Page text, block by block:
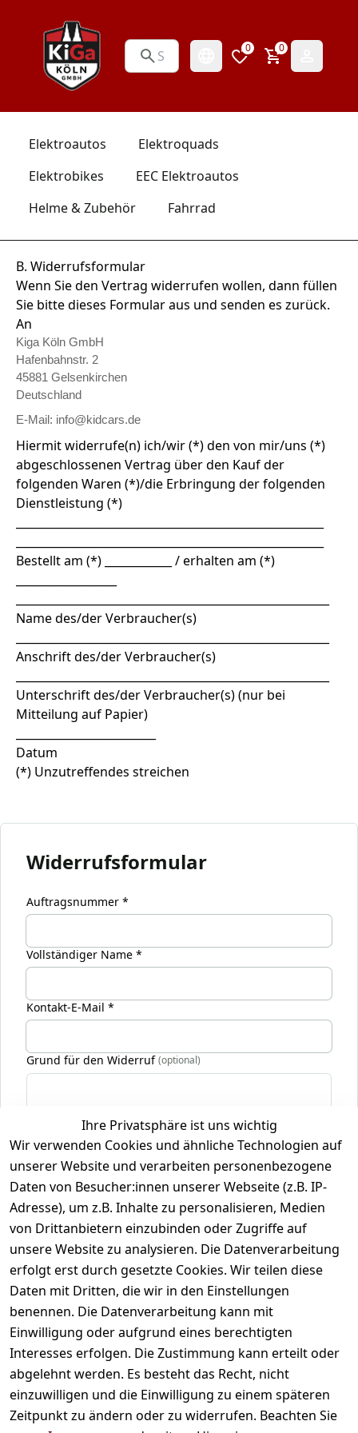
0 0
Elektroautos
Elektroquads
Elektrobikes
EEC Elektroautos
Helme & Zubehör
Fahrrad
B. Widerrufsformular
Wenn Sie den Vertrag widerrufen wollen, dann füllen
Sie bitte dieses Formular aus und senden es zurück.
An
Kiga Köln GmbH
Hafenbahnstr. 2
45881 Gelsenkirchen
Deutschland
E-Mail: info@kidcars.de
Hiermit widerrufe(n) ich/wir (*) den von mir/uns (*)
abgeschlossenen Vertrag über den Kauf der
folgenden Waren (*)/die Erbringung der folgenden
Dienstleistung (*)
Bestellt am (*) ____________ / erhalten am (*)
Name des/der Verbraucher(s)
Anschrift des/der Verbraucher(s)
Unterschrift des/der Verbraucher(s) (nur bei
Mitteilung auf Papier)
Datum
(*) Unzutreffendes streichen
Widerrufsformular
Auftragsnummer *
Vollständiger Name *
Kontakt-E-Mail *
Grund für den Widerruf (optional)
* markierte Felder sind Pflichtfelder
Widerruf bestätigen
Ihre Privatsphäre ist uns wichtig
Wir verwenden Cookies und ähnliche Technologien auf
unserer Website und verarbeiten personenbezogene
Daten von Besucher:innen unserer Webseite (z.B. IP-
Adresse), um z.B. Inhalte zu personalisieren, Medien
von Drittanbietern einzubinden oder Zugriffe auf
unsere Website zu analysieren. Die Datenverarbeitung
erfolgt erst durch gesetzte Cookies. Wir teilen diese
Daten mit Dritten, die wir in den Einstellungen
benennen. Die Datenverarbeitung kann mit
Einwilligung oder aufgrund eines berechtigten
Interesses erfolgen. Die Zustimmung kann erteilt oder
abgelehnt werden. Es besteht das Recht, nicht
einzuwilligen und die Einwilligung zu einem späteren
Zeitpunkt zu ändern oder zu widerrufen. Beachten Sie
Rechtliches
Datenschutze
rklärung
Barrierefreihe
Kontakt
Registrieren
Versand
Versandkost
en